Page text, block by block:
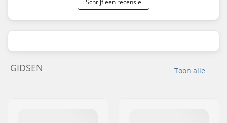
Schrijf een recensie
Toon alle
GIDSEN